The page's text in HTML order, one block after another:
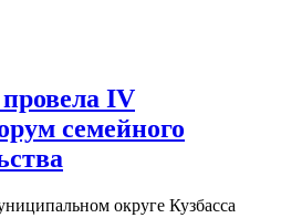
IV
семейного
округе Кузбасса